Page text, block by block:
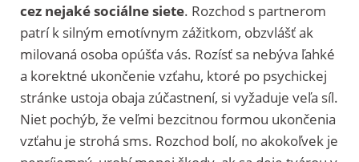
cez nejaké sociálne siete. Rozchod s partnerom
patrí k silným emotívnym zážitkom, obzvlášť ak
milovaná osoba opúšťa vás. Rozísť sa nebýva ľahké
a korektné ukončenie vzťahu, ktoré po psychickej
stránke ustoja obaja zúčastnení, si vyžaduje veľa síl.
Niet pochýb, že veľmi bezcitnou formou ukončenia
vzťahu je strohá sms. Rozchod bolí, no akokoľvek je